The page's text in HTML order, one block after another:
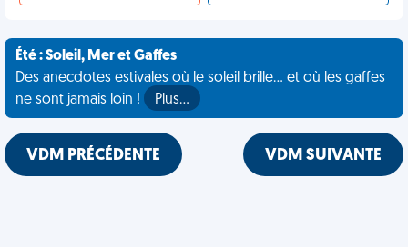
Été : Soleil, Mer et Gaffes
Des anecdotes estivales où le soleil brille... et où les gaffes
ne sont jamais loin !
Plus…
VDM PRÉCÉDENTE VDM SUIVANTE